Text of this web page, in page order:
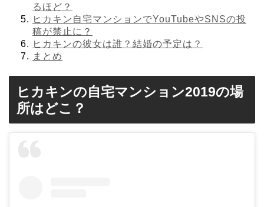
るほど？
ヒカキン自宅マンションでYouTubeやSNSの投
稿が禁止に？
ヒカキンの彼女は誰？結婚の予定は？
まとめ
ヒカキンの自宅マンション2019の場
所はどこ？